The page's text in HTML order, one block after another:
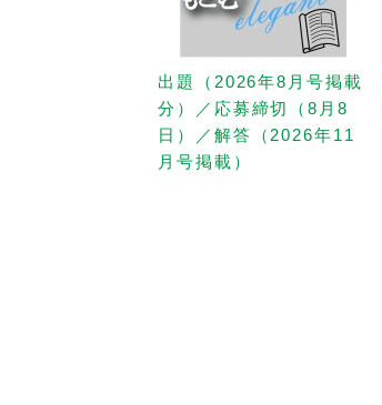
出題（2026年8月号掲載
分）／応募締切（8月8
日）／解答（2026年11
月号掲載）